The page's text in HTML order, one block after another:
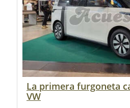
La primera furgoneta
VW